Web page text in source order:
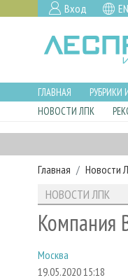
Вход EN
ГЛАВНАЯ РУБРИКИ
НОВОСТИ ЛПК
Главная Новости
НОВОСТИ ЛПК
Компания
Москва
19.05.2020 15:18